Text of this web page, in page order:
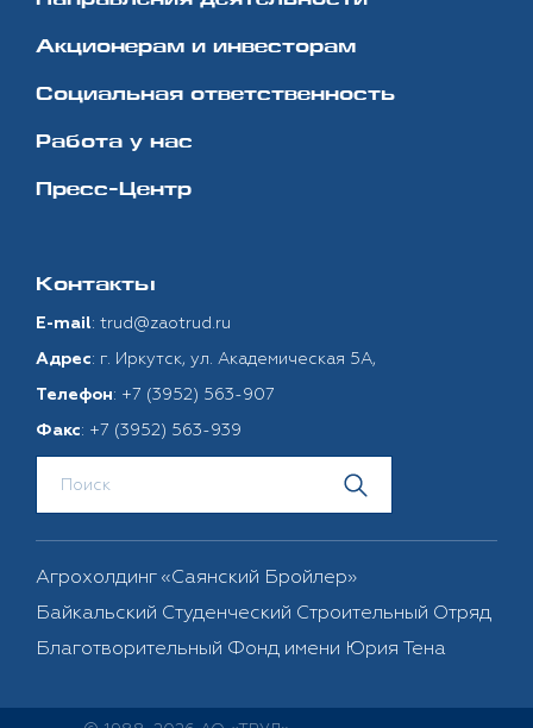
Акционерам и инвесторам
Социальная ответственность
Работа у нас
Пресс-Центр
Контакты
E-mail: trud@zaotrud.ru
Адрес: г. Иркутск, ул. Академическая 5А,
Телефон: +7 (3952) 563-907
Факс: +7 (3952) 563-939
Агрохолдинг «Саянский Бройлер»
Байкальский Студенческий Строительный Отряд
Благотворительный Фонд имени Юрия Тена